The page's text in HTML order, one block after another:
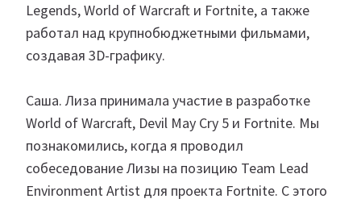
Legends, World of Warcraft и Fortnite, а также
работал над крупнобюджетными фильмами,
создавая 3D-графику.
Саша. Лиза принимала участие в разработке
World of Warcraft, Devil May Cry 5 и Fortnite. Мы
познакомились, когда я проводил
собеседование Лизы на позицию Team Lead
Environment Artist для проекта Fortnite. С этого